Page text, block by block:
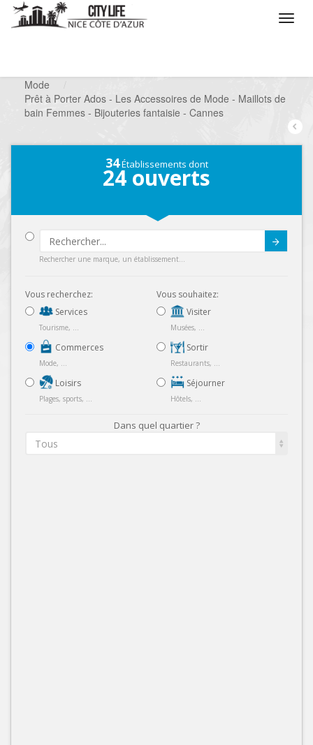
Mode
Prêt à Porter Ados - Les Accessoires de Mode - Maillots de
bain Femmes - Bijouteries fantaisie - Cannes
34Établissements dont
24 ouverts
Rechercher une marque, un établissement...
Vous recherchez:
Services
Tourisme, ...
Commerces
Mode, ...
Loisirs
Plages, sports, ...
Vous souhaitez:
Visiter
Musées, ...
Sortir
Restaurants, ...
Séjourner
Hôtels, ...
Dans quel quartier ?
Tous